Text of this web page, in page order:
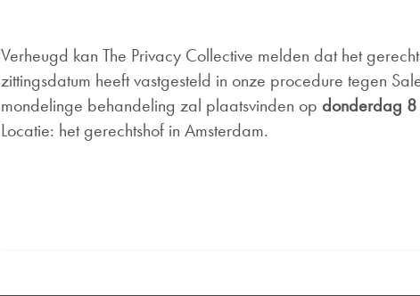
Verheugd kan The Privacy Collective melden dat het
zittingsdatum heeft vastgesteld in onze procedure tegen
mondelinge behandeling zal plaatsvinden op donderdag
Locatie: het gerechtshof in Amsterdam.